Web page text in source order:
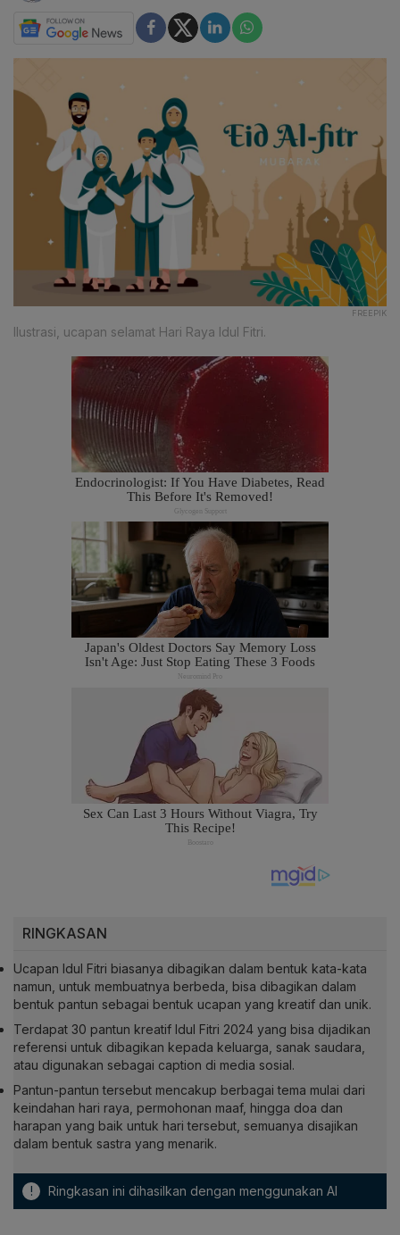
FREEPIK
Ilustrasi, ucapan selamat Hari Raya Idul Fitri.
RINGKASAN
Ucapan Idul Fitri biasanya dibagikan dalam bentuk kata-kata
namun, untuk membuatnya berbeda, bisa dibagikan dalam
bentuk pantun sebagai bentuk ucapan yang kreatif dan unik.
Terdapat 30 pantun kreatif Idul Fitri 2024 yang bisa dijadikan
referensi untuk dibagikan kepada keluarga, sanak saudara,
atau digunakan sebagai caption di media sosial.
Pantun-pantun tersebut mencakup berbagai tema mulai dari
keindahan hari raya, permohonan maaf, hingga doa dan
harapan yang baik untuk hari tersebut, semuanya disajikan
dalam bentuk sastra yang menarik.
! Ringkasan ini dihasilkan dengan menggunakan AI